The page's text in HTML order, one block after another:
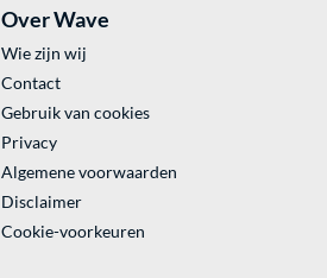
Over Wave
Wie zijn wij
Contact
Gebruik van cookies
Privacy
Algemene voorwaarden
Disclaimer
Cookie-voorkeuren